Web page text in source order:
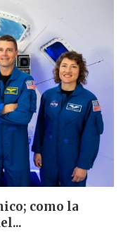
como la